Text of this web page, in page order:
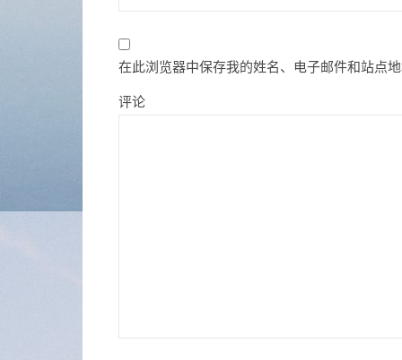
在此浏览器中保存我的姓名、电子邮件和站点
评论